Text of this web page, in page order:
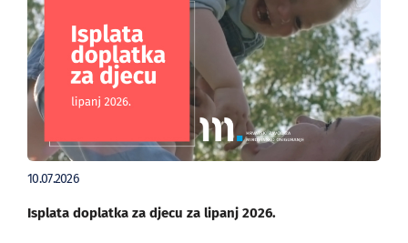
10.07.2026
Isplata doplatka za djecu za lipanj 2026.